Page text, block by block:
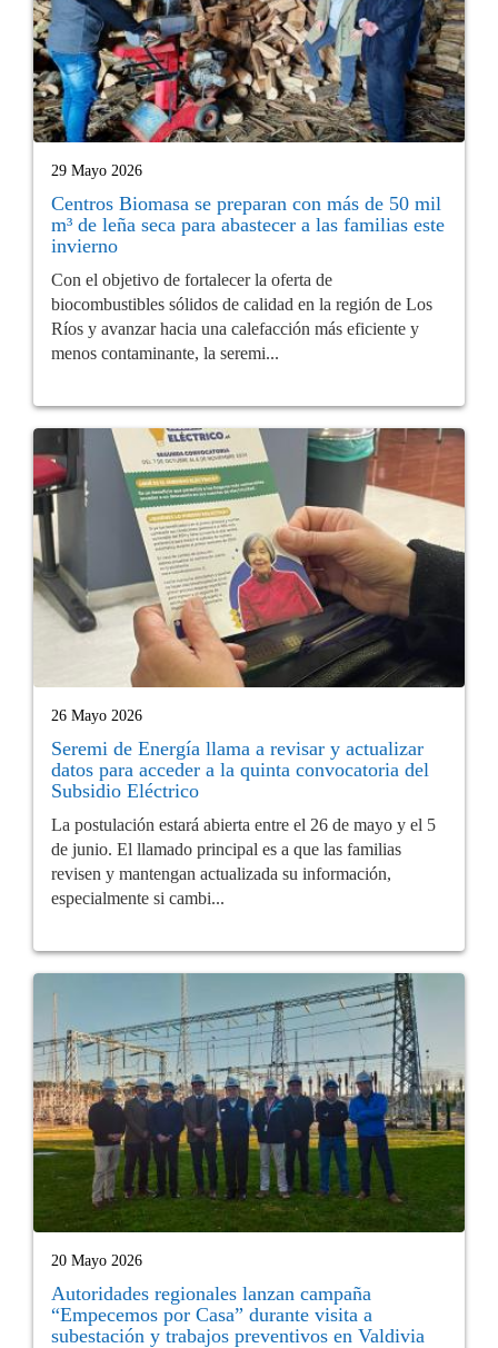
29 Mayo 2026
Centros Biomasa se preparan con más de 50 mil
m³ de leña seca para abastecer a las familias este
invierno
Con el objetivo de fortalecer la oferta de
biocombustibles sólidos de calidad en la región de Los
Ríos y avanzar hacia una calefacción más eficiente y
menos contaminante, la seremi...
26 Mayo 2026
Seremi de Energía llama a revisar y actualizar
datos para acceder a la quinta convocatoria del
Subsidio Eléctrico
La postulación estará abierta entre el 26 de mayo y el 5
de junio. El llamado principal es a que las familias
revisen y mantengan actualizada su información,
especialmente si cambi...
20 Mayo 2026
Autoridades regionales lanzan campaña
“Empecemos por Casa” durante visita a
subestación y trabajos preventivos en Valdivia